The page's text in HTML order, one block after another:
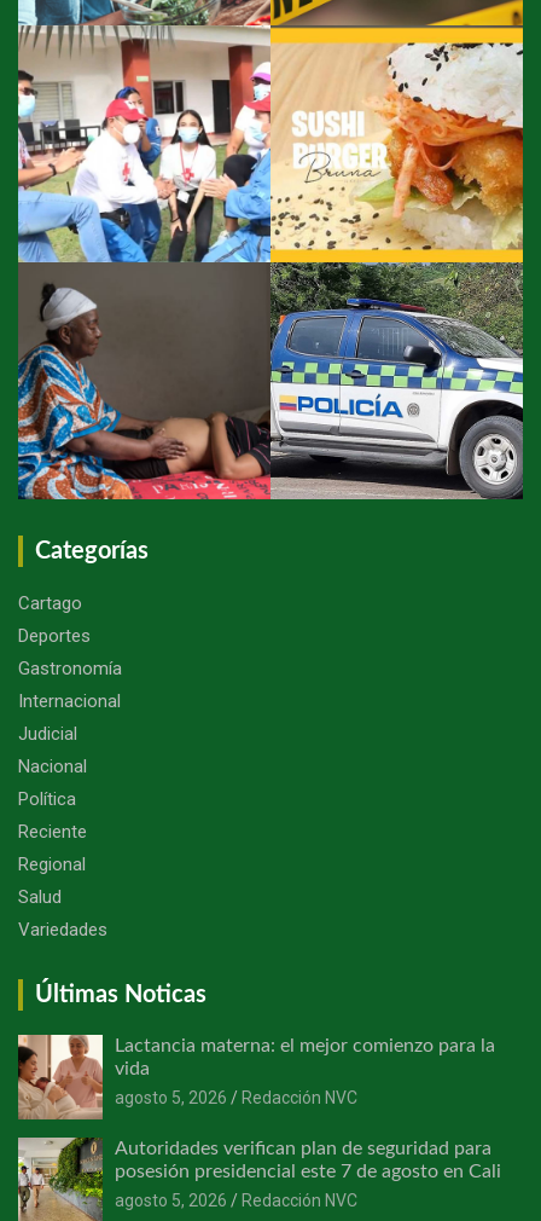
Categorías
Cartago
Deportes
Gastronomía
Internacional
Judicial
Nacional
Política
Reciente
Regional
Salud
Variedades
Últimas Noticas
Lactancia materna: el mejor comienzo para la
vida
agosto 5, 2026
Redacción NVC
Autoridades verifican plan de seguridad para
posesión presidencial este 7 de agosto en Cali
agosto 5, 2026
Redacción NVC